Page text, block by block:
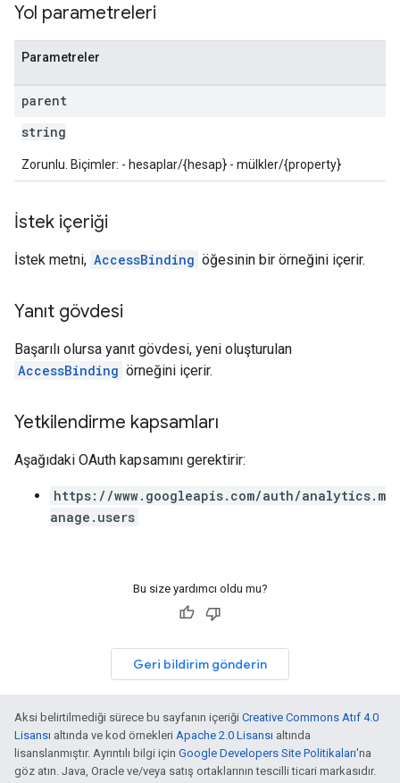
Yol parametreleri
Parametreler
parent
string
Zorunlu. Biçimler: - hesaplar/{hesap} - mülkler/{property}
İstek içeriği
İstek metni, AccessBinding öğesinin bir örneğini içerir.
Yanıt gövdesi
Başarılı olursa yanıt gövdesi, yeni oluşturulan
AccessBinding örneğini içerir.
Yetkilendirme kapsamları
Aşağıdaki OAuth kapsamını gerektirir:
https://www.googleapis.com/auth/analytics.m
anage.users
Bu size yardımcı oldu mu?
Geri bildirim gönderin
Aksi belirtilmediği sürece bu sayfanın içeriği Creative Commons Atıf 4.0
Lisansı altında ve kod örnekleri Apache 2.0 Lisansı altında
lisanslanmıştır. Ayrıntılı bilgi için Google Developers Site Politikaları'na
göz atın. Java, Oracle ve/veya satış ortaklarının tescilli ticari markasıdır.